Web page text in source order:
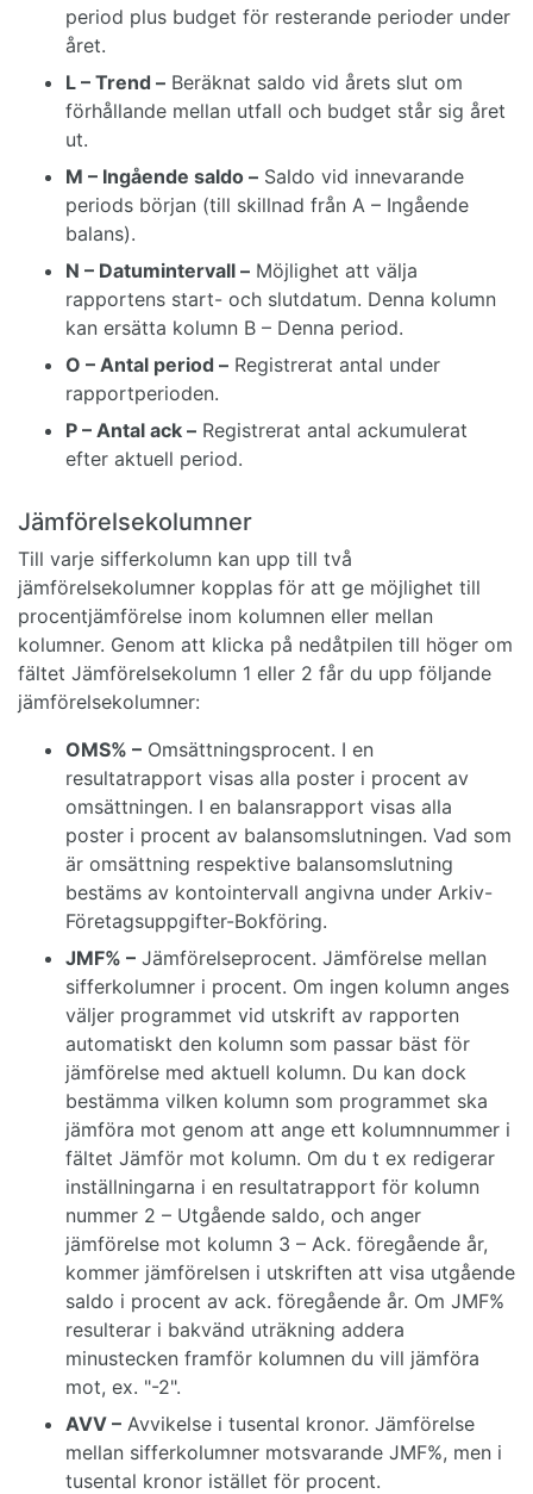
period plus budget för resterande perioder under
året.
L – Trend – Beräknat saldo vid årets slut om
förhållande mellan utfall och budget står sig året
ut.
M – Ingående saldo – Saldo vid innevarande
periods början (till skillnad från A – Ingående
balans).
N – Datumintervall – Möjlighet att välja
rapportens start- och slutdatum. Denna kolumn
kan ersätta kolumn B – Denna period.
O – Antal period – Registrerat antal under
rapportperioden.
P – Antal ack – Registrerat antal ackumulerat
efter aktuell period.
Jämförelsekolumner
Till varje sifferkolumn kan upp till två
jämförelsekolumner kopplas för att ge möjlighet till
procentjämförelse inom kolumnen eller mellan
kolumner. Genom att klicka på nedåtpilen till höger om
fältet Jämförelsekolumn 1 eller 2 får du upp följande
jämförelsekolumner:
OMS% – Omsättningsprocent. I en
resultatrapport visas alla poster i procent av
omsättningen. I en balansrapport visas alla
poster i procent av balansomslutningen. Vad som
är omsättning respektive balansomslutning
bestäms av kontointervall angivna under Arkiv-
Företagsuppgifter-Bokföring.
JMF% – Jämförelseprocent. Jämförelse mellan
sifferkolumner i procent. Om ingen kolumn anges
väljer programmet vid utskrift av rapporten
automatiskt den kolumn som passar bäst för
jämförelse med aktuell kolumn. Du kan dock
bestämma vilken kolumn som programmet ska
jämföra mot genom att ange ett kolumnnummer i
fältet Jämför mot kolumn. Om du t ex redigerar
inställningarna i en resultatrapport för kolumn
nummer 2 – Utgående saldo, och anger
jämförelse mot kolumn 3 – Ack. föregående år,
kommer jämförelsen i utskriften att visa utgående
saldo i procent av ack. föregående år. Om JMF%
resulterar i bakvänd uträkning addera
minustecken framför kolumnen du vill jämföra
mot, ex. "-2".
AVV – Avvikelse i tusental kronor. Jämförelse
mellan sifferkolumner motsvarande JMF%, men i
tusental kronor istället för procent.